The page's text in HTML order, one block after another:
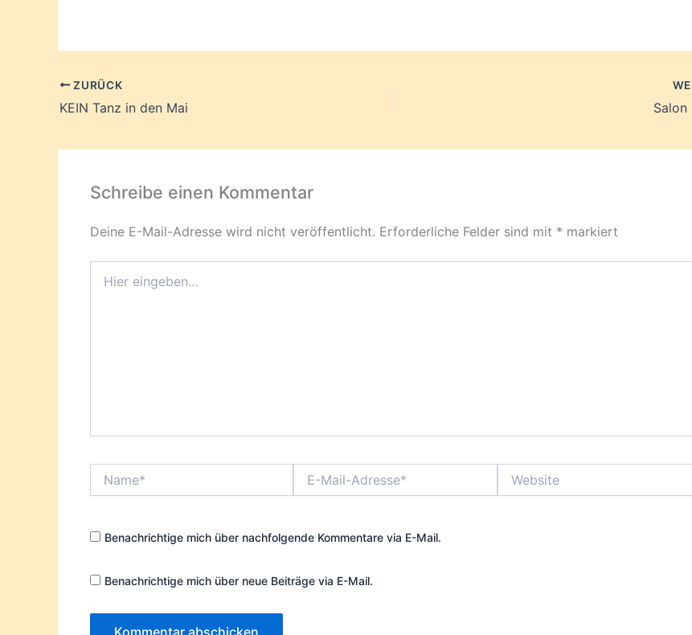
ZURÜCK
KEIN Tanz in den Mai Salon
Schreibe einen Kommentar
Deine E-Mail-Adresse wird nicht veröffentlicht. Erforderliche Felder sind mit * markiert
eingeben…
Mail-
Benachrichtige mich über nachfolgende Kommentare via E-Mail.
Benachrichtige mich über neue Beiträge via E-Mail.